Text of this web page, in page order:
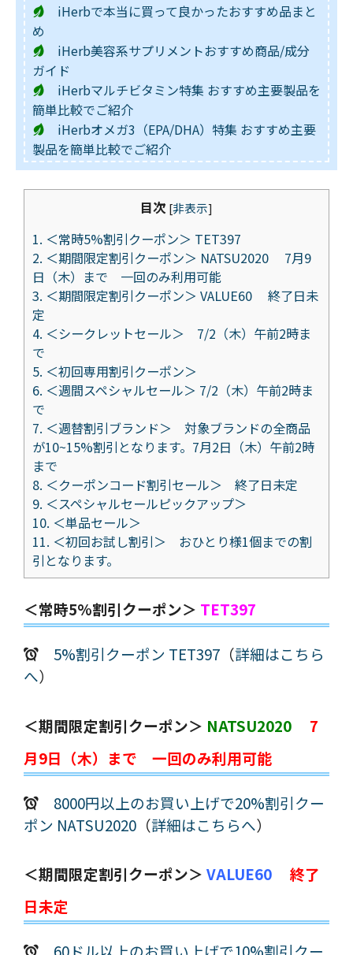
iHerbで本当に買って良かったおすすめ品まと
め
iHerb美容系サプリメントおすすめ商品/成分
ガイド
iHerbマルチビタミン特集 おすすめ主要製品を
簡単比較でご紹介
iHerbオメガ3（EPA/DHA）特集 おすすめ主要
製品を簡単比較でご紹介
目次 [非表示]
1. ＜常時5%割引クーポン＞ TET397
2. ＜期間限定割引クーポン＞ NATSU2020 7月9
日（木）まで 一回のみ利用可能
3. ＜期間限定割引クーポン＞ VALUE60 終了日未
定
4. ＜シークレットセール＞ 7/2（木）午前2時ま
で
5. ＜初回専用割引クーポン＞
6. ＜週間スペシャルセール＞ 7/2（木）午前2時ま
で
7. ＜週替割引ブランド＞ 対象ブランドの全商品
が10~15%割引となります。7月2日（木）午前2時
まで
8. ＜クーポンコード割引セール＞ 終了日未定
9. ＜スペシャルセールピックアップ＞
10. ＜単品セール＞
11. ＜初回お試し割引＞ おひとり様1個までの割
引となります。
＜常時5%割引クーポン＞ TET397
5%割引クーポン TET397 （詳細はこちら
へ）
＜期間限定割引クーポン＞ NATSU2020
7
月9日（木）まで 一回のみ利用可能
8000円以上のお買い上げで20%割引クー
ポン NATSU2020 （詳細はこちらへ）
＜期間限定割引クーポン＞ VALUE60
終了
日未定